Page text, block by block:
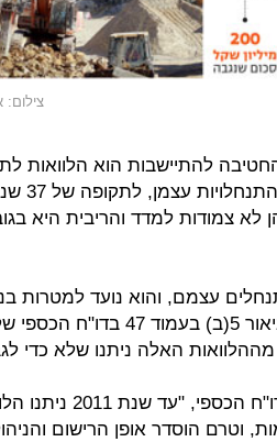
צילום:
להתיישבות הוא הלוואות
ההלוואות
עצמם, והוא נועד למטרות
אלא שכפי שחושפת הערת קצרה בביאור 5(ב)
או כמו שכותבת החשבת הכללית
וטרם הוסדר אופן הרישום